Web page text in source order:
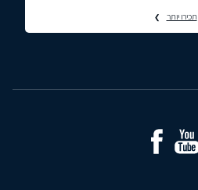
תכירו יותר